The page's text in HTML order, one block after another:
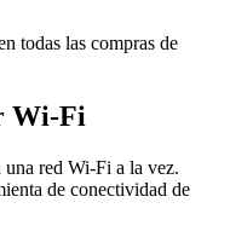
todas las compras de
Wi-Fi
una red Wi-Fi a la vez.
de conectividad de